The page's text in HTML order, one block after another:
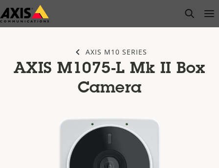
Zum
Hauptinhalt
open
AXIS M10 SERIES
AXIS M1075-L Mk II Box
Camera